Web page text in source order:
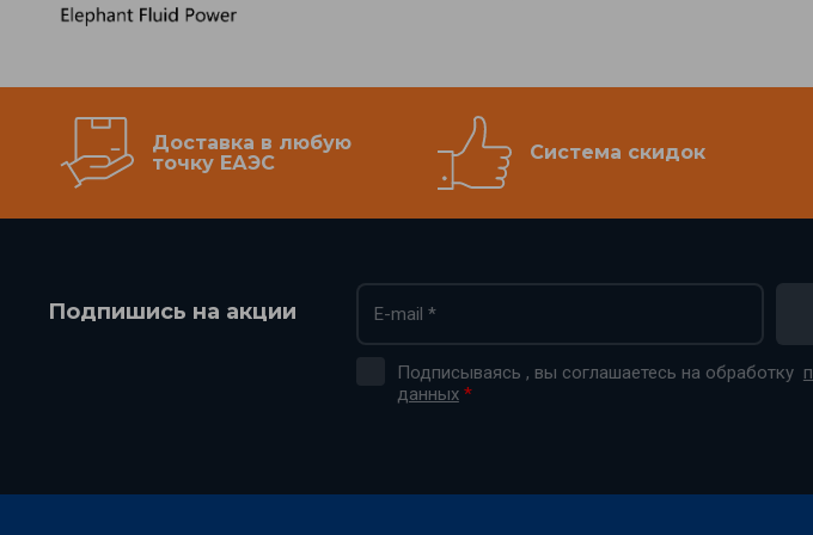
Доставка в любую
точку ЕАЭС
Система скидок
Подпишись на акции
Подписываясь , вы соглашаетесь на обработку
данных *